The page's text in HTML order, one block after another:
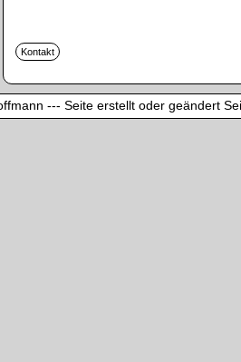
--- Seite erstellt oder geändert